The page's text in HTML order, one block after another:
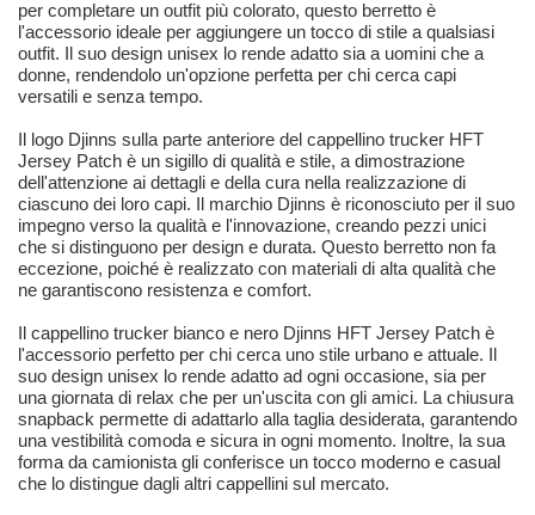
per completare un outfit più colorato, questo berretto è
l'accessorio ideale per aggiungere un tocco di stile a qualsiasi
outfit. Il suo design unisex lo rende adatto sia a uomini che a
donne, rendendolo un'opzione perfetta per chi cerca capi
versatili e senza tempo.
Il logo Djinns sulla parte anteriore del cappellino trucker HFT
Jersey Patch è un sigillo di qualità e stile, a dimostrazione
dell'attenzione ai dettagli e della cura nella realizzazione di
ciascuno dei loro capi. Il marchio Djinns è riconosciuto per il suo
impegno verso la qualità e l'innovazione, creando pezzi unici
che si distinguono per design e durata. Questo berretto non fa
eccezione, poiché è realizzato con materiali di alta qualità che
ne garantiscono resistenza e comfort.
Il cappellino trucker bianco e nero Djinns HFT Jersey Patch è
l'accessorio perfetto per chi cerca uno stile urbano e attuale. Il
suo design unisex lo rende adatto ad ogni occasione, sia per
una giornata di relax che per un'uscita con gli amici. La chiusura
snapback permette di adattarlo alla taglia desiderata, garantendo
una vestibilità comoda e sicura in ogni momento. Inoltre, la sua
forma da camionista gli conferisce un tocco moderno e casual
che lo distingue dagli altri cappellini sul mercato.